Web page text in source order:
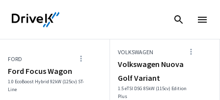
FORD
Ford Focus Wagon
1.0 EcoBoost Hybrid 92kW (125cv) ST-
Line
VOLKSWAGEN
Volkswagen Nuova
Golf Variant
1.5 eTSI DSG 85kW (115cv) Edition
Plus